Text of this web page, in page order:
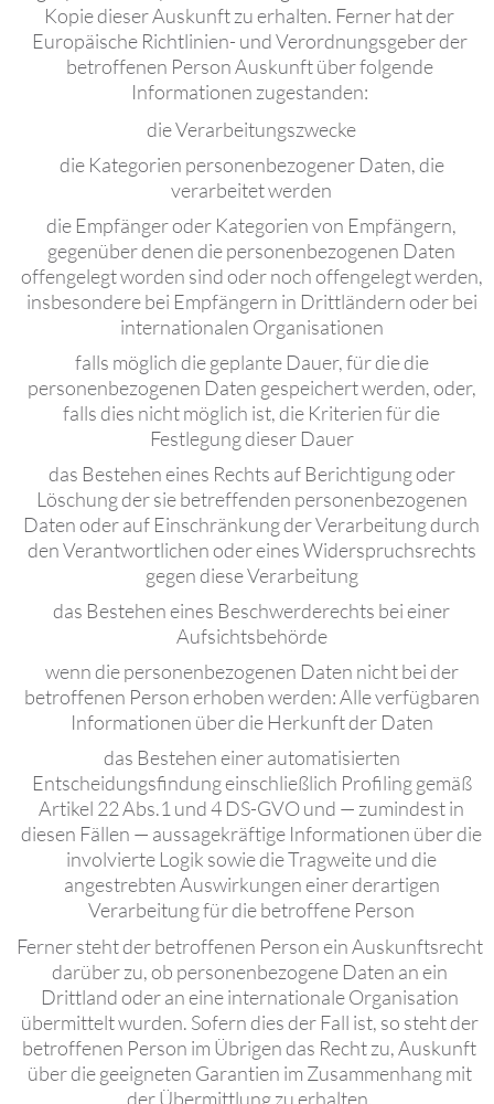
Kopie dieser Auskunft zu erhalten. Ferner hat der
Europäische Richtlinien- und Verordnungsgeber der
betroffenen Person Auskunft über folgende
Informationen zugestanden:
die Verarbeitungszwecke
die Kategorien personenbezogener Daten, die
verarbeitet werden
die Empfänger oder Kategorien von Empfängern,
gegenüber denen die personenbezogenen Daten
offengelegt worden sind oder noch offengelegt werden,
insbesondere bei Empfängern in Drittländern oder bei
internationalen Organisationen
falls möglich die geplante Dauer, für die die
personenbezogenen Daten gespeichert werden, oder,
falls dies nicht möglich ist, die Kriterien für die
Festlegung dieser Dauer
das Bestehen eines Rechts auf Berichtigung oder
Löschung der sie betreffenden personenbezogenen
Daten oder auf Einschränkung der Verarbeitung durch
den Verantwortlichen oder eines Widerspruchsrechts
gegen diese Verarbeitung
das Bestehen eines Beschwerderechts bei einer
Aufsichtsbehörde
wenn die personenbezogenen Daten nicht bei der
betroffenen Person erhoben werden: Alle verfügbaren
Informationen über die Herkunft der Daten
das Bestehen einer automatisierten
Entscheidungsfindung einschließlich Profiling gemäß
Artikel 22 Abs.1 und 4 DS-GVO und — zumindest in
diesen Fällen — aussagekräftige Informationen über die
involvierte Logik sowie die Tragweite und die
angestrebten Auswirkungen einer derartigen
Verarbeitung für die betroffene Person
Ferner steht der betroffenen Person ein Auskunftsrecht
darüber zu, ob personenbezogene Daten an ein
Drittland oder an eine internationale Organisation
übermittelt wurden. Sofern dies der Fall ist, so steht der
betroffenen Person im Übrigen das Recht zu, Auskunft
über die geeigneten Garantien im Zusammenhang mit
der Übermittlung zu erhalten.